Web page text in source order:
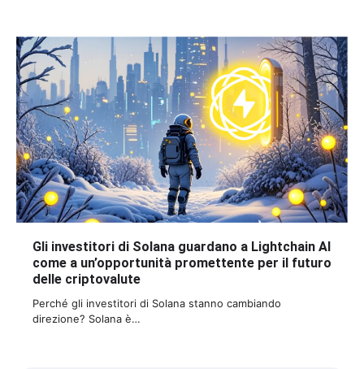
Gli investitori di Solana guardano a Lightchain AI
come a un’opportunità promettente per il futuro
delle criptovalute
Perché gli investitori di Solana stanno cambiando
direzione? Solana è…